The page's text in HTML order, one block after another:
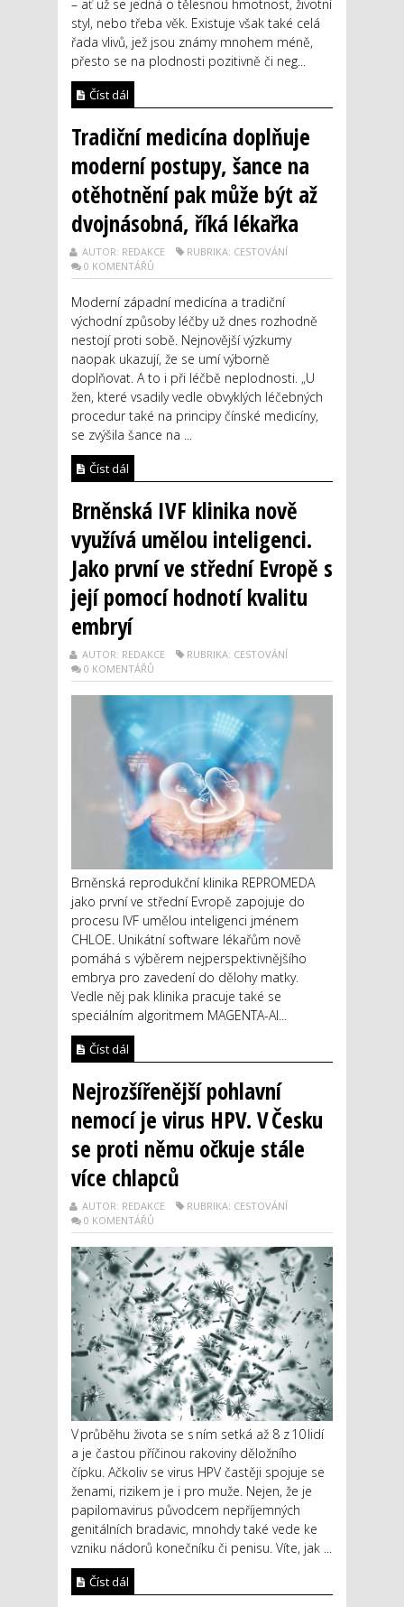
– ať už se jedná o tělesnou hmotnost, životní
styl, nebo třeba věk. Existuje však také celá
řada vlivů, jež jsou známy mnohem méně,
přesto se na plodnosti pozitivně či neg...
Číst dál
Tradiční medicína doplňuje
moderní postupy, šance na
otěhotnění pak může být až
dvojnásobná, říká lékařka
AUTOR: REDAKCE
RUBRIKA: CESTOVÁNÍ
0 KOMENTÁŘŮ
Moderní západní medicína a tradiční
východní způsoby léčby už dnes rozhodně
nestojí proti sobě. Nejnovější výzkumy
naopak ukazují, že se umí výborně
doplňovat. A to i při léčbě neplodnosti. „U
žen, které vsadily vedle obvyklých léčebných
procedur také na principy čínské medicíny,
se zvýšila šance na ...
Číst dál
Brněnská IVF klinika nově
využívá umělou inteligenci.
Jako první ve střední Evropě s
její pomocí hodnotí kvalitu
embryí
AUTOR: REDAKCE
RUBRIKA: CESTOVÁNÍ
0 KOMENTÁŘŮ
Brněnská reprodukční klinika REPROMEDA
jako první ve střední Evropě zapojuje do
procesu IVF umělou inteligenci jménem
CHLOE. Unikátní software lékařům nově
pomáhá s výběrem nejperspektivnějšího
embrya pro zavedení do dělohy matky.
Vedle něj pak klinika pracuje také se
speciálním algoritmem MAGENTA-AI...
Číst dál
Nejrozšířenější pohlavní
nemocí je virus HPV. V Česku
se proti němu očkuje stále
více chlapců
AUTOR: REDAKCE
RUBRIKA: CESTOVÁNÍ
0 KOMENTÁŘŮ
V průběhu života se s ním setká až 8 z 10 lidí
a je častou příčinou rakoviny děložního
čípku. Ačkoliv se virus HPV častěji spojuje se
ženami, rizikem je i pro muže. Nejen, že je
papilomavirus původcem nepříjemných
genitálních bradavic, mnohdy také vede ke
vzniku nádorů konečníku či penisu. Víte, jak ...
Číst dál